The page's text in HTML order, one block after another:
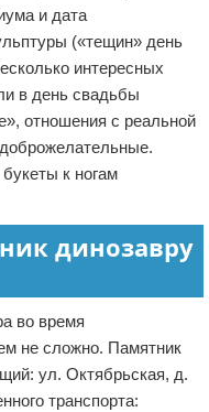
и дата
(«тещин» день
интересных
в день свадьбы
отношения с реальной
к ногам
динозавру
во время
не сложно. Памятник
ул. Октябрьская, д.
транспорта: